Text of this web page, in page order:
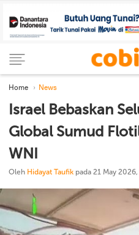
Home News
Israel Bebaskan
Global Sumud
WNI
Oleh Hidayat Taufik pada 21 May